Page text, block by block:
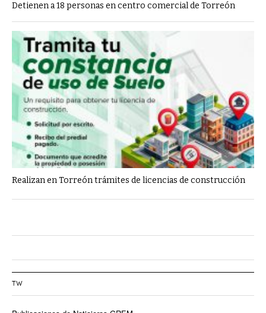
Detienen a 18 personas en centro comercial de Torreón
Realizan en Torreón trámites de licencias de construcción
TW